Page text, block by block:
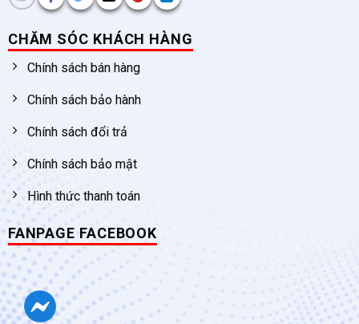
CHĂM SÓC KHÁCH HÀNG
Chính sách bán hàng
Chính sách bảo hành
Chính sách đổi trả
Chính sách bảo mật
Hình thức thanh toán
FANPAGE FACEBOOK